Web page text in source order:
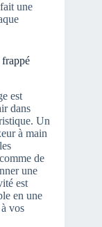
une
frappé
est
dans
Un
à main
de
une
est
en une
vos